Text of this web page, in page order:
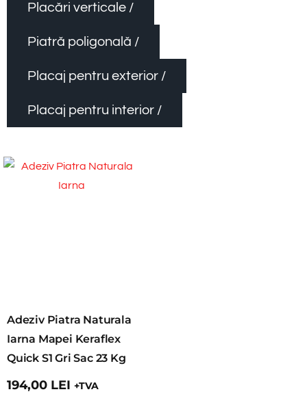
Placări verticale /
Piatră poligonală /
Placaj pentru exterior /
Placaj pentru interior /
Adeziv Piatra Naturala
Iarna Mapei Keraflex
Quick S1 Gri Sac 23 Kg
194,00 LEI +TVA